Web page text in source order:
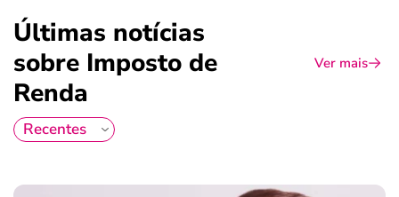
Últimas notícias
sobre Imposto de
Renda
Ver mais